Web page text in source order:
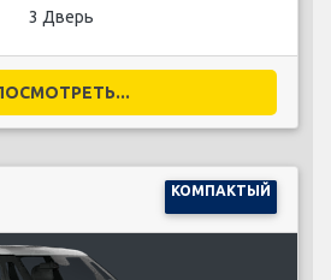
3 Дверь
КОМПАКТЫЙ